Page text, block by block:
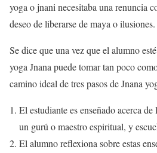
yoga o jnani necesitaba una renuncia
deseo de liberarse de maya o ilusiones.
Se dice que una vez que el alumno
yoga Jnana puede tomar tan poco
camino ideal de tres pasos de Jnana
El estudiante es enseñado acerca
un gurú o maestro espiritual, y
El alumno reflexiona sobre estas